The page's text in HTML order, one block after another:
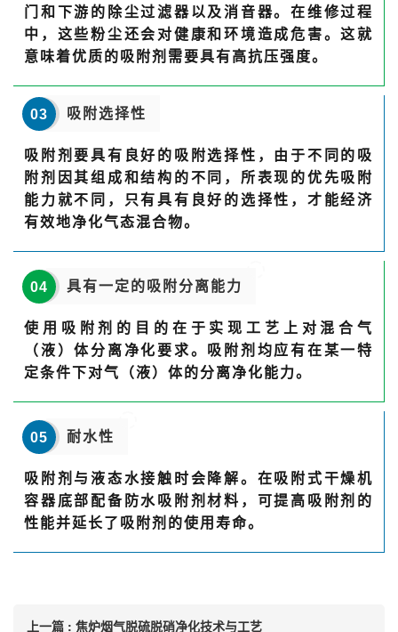
门和下游的除尘过滤器以及消音器。在维修过程
中，这些粉尘还会对健康和环境造成危害。这就
意味着优质的吸附剂需要具有高抗压强度。
03 吸附选择性
吸附剂要具有良好的吸附选择性，由于不同的吸
附剂因其组成和结构的不同，所表现的优先吸附
能力就不同，只有具有良好的选择性，才能经济
有效地净化气态混合物。
04 具有一定的吸附分离能力
使用吸附剂的目的在于实现工艺上对混合气
（液）体分离净化要求。吸附剂均应有在某一特
定条件下对气（液）体的分离净化能力。
05 耐水性
吸附剂与液态水接触时会降解。在吸附式干燥机
容器底部配备防水吸附剂材料，可提高吸附剂的
性能并延长了吸附剂的使用寿命。
上一篇 : 焦炉烟气脱硫脱硝净化技术与工艺